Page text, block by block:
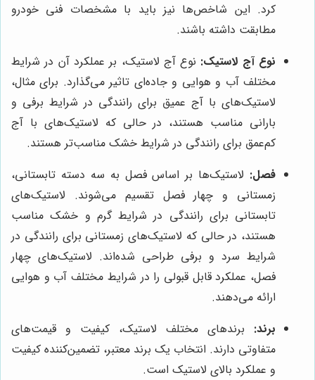
کرد. این شاخص‌ها نیز باید با مشخصات فنی خودرو
مطابقت داشته باشند.
نوع آج لاستیک: نوع آج لاستیک، بر عملکرد آن در شرایط
مختلف آب و هوایی و جاده‌ای تاثیر می‌گذارد. برای مثال،
لاستیک‌های با آج عمیق برای رانندگی در شرایط برفی و
بارانی مناسب هستند، در حالی که لاستیک‌های با آج
کم‌عمق برای رانندگی در شرایط خشک مناسب‌تر هستند.
فصل: لاستیک‌ها بر اساس فصل به سه دسته تابستانی،
زمستانی و چهار فصل تقسیم می‌شوند. لاستیک‌های
تابستانی برای رانندگی در شرایط گرم و خشک مناسب
هستند، در حالی که لاستیک‌های زمستانی برای رانندگی در
شرایط سرد و برفی طراحی شده‌اند. لاستیک‌های چهار
فصل، عملکرد قابل قبولی را در شرایط مختلف آب و هوایی
ارائه می‌دهند.
برند: برندهای مختلف لاستیک، کیفیت و قیمت‌های
متفاوتی دارند. انتخاب یک برند معتبر، تضمین‌کننده کیفیت
و عملکرد بالای لاستیک است.